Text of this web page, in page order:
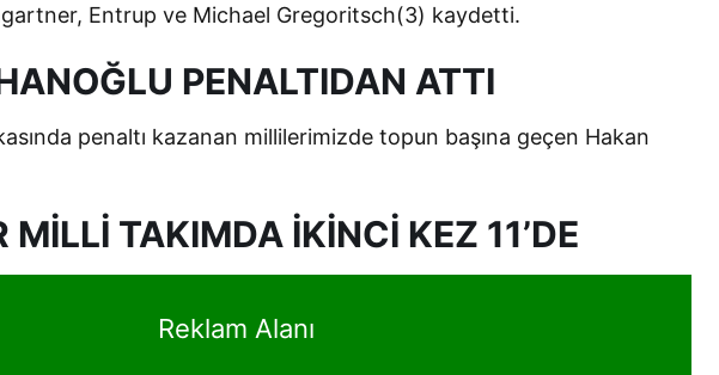
Entrup ve Michael Gregoritsch(3) kaydetti.
PENALTIDAN ATTI
penaltı kazanan millilerimizde topun başına geçen Hakan
MİLLİ TAKIMDA İKİNCİ KEZ 11’DE
Reklam Alanı